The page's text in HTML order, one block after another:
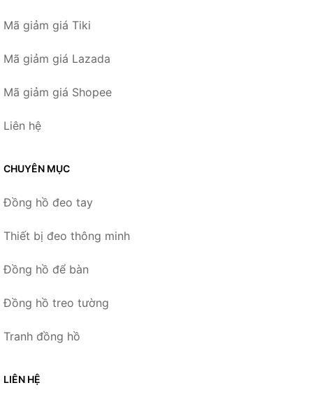
Mã giảm giá Tiki
Mã giảm giá Lazada
Mã giảm giá Shopee
Liên hệ
CHUYÊN MỤC
Đồng hồ đeo tay
Thiết bị đeo thông minh
Đồng hồ để bàn
Đồng hồ treo tường
Tranh đồng hồ
LIÊN HỆ